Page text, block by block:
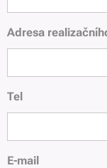
Adresa
Tel
E-mail